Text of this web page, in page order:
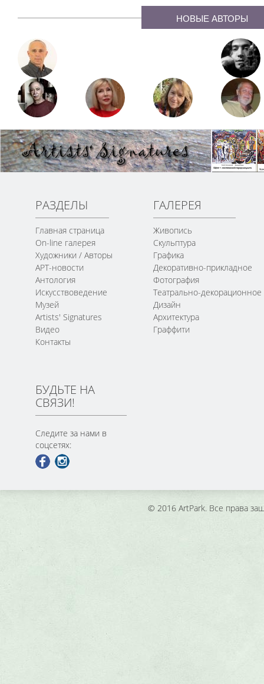
НОВЫЕ АВТОРЫ
РАЗДЕЛЫ
Главная страница
On-line галерея
Художники / Авторы
АРТ-новости
Антология
Искусствоведение
Музей
Artists' Signatures
Видео
Контакты
ГАЛЕРЕЯ
Живопись
Скульптура
Графика
Декоративно-прикладное
Фотография
Театрально-декорационное
Дизайн
Архитектура
Граффити
БУДЬТЕ НА
СВЯЗИ!
Следите за нами в
соцсетях:
© 2016 ArtPark. Все права